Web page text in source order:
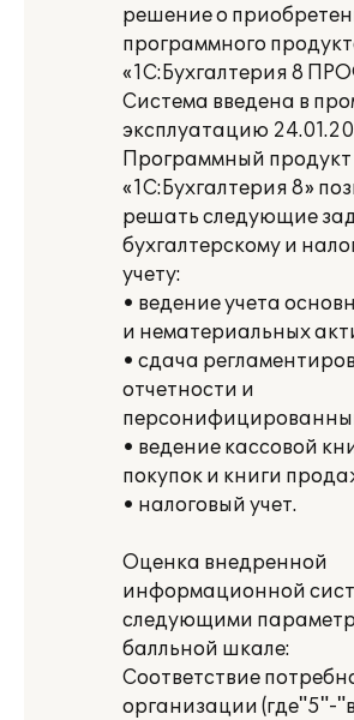
решение о
программного
«1С:Бухгалтерия 8
Система введена в
эксплуатацию
Программный продукт
«1С:Бухгалтерия 8»
решать следующие
бухгалтерскому и
учету:
• ведение учета
и нематериальных
• сдача
отчетности и
• ведение кассовой
покупок и книги
• налоговый учет.
Оценка внедренной
информационной
следующими
балльной шкале:
Соответствие
организации (где"5"-"в